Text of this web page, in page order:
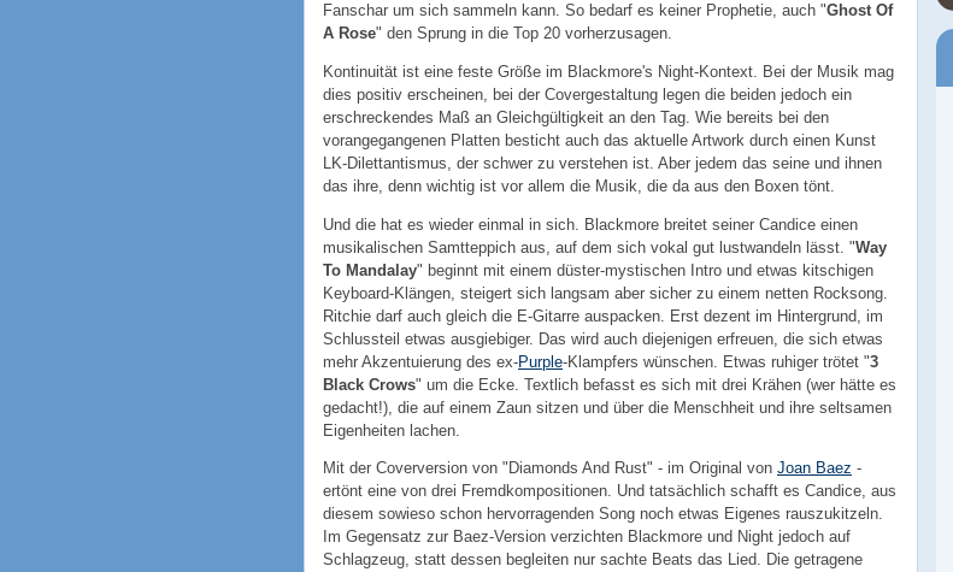
Fanschar um sich sammeln kann. So bedarf es keiner Prophetie, auch "Ghost Of
A Rose" den Sprung in die Top 20 vorherzusagen.
Kontinuität ist eine feste Größe im Blackmore's Night-Kontext. Bei der Musik mag
dies positiv erscheinen, bei der Covergestaltung legen die beiden jedoch ein
erschreckendes Maß an Gleichgültigkeit an den Tag. Wie bereits bei den
vorangegangenen Platten besticht auch das aktuelle Artwork durch einen Kunst
LK-Dilettantismus, der schwer zu verstehen ist. Aber jedem das seine und ihnen
das ihre, denn wichtig ist vor allem die Musik, die da aus den Boxen tönt.
Und die hat es wieder einmal in sich. Blackmore breitet seiner Candice einen
musikalischen Samtteppich aus, auf dem sich vokal gut lustwandeln lässt. "Way
To Mandalay" beginnt mit einem düster-mystischen Intro und etwas kitschigen
Keyboard-Klängen, steigert sich langsam aber sicher zu einem netten Rocksong.
Ritchie darf auch gleich die E-Gitarre auspacken. Erst dezent im Hintergrund, im
Schlussteil etwas ausgiebiger. Das wird auch diejenigen erfreuen, die sich etwas
mehr Akzentuierung des ex-Purple-Klampfers wünschen. Etwas ruhiger trötet "3
Black Crows" um die Ecke. Textlich befasst es sich mit drei Krähen (wer hätte es
gedacht!), die auf einem Zaun sitzen und über die Menschheit und ihre seltsamen
Eigenheiten lachen.
Mit der Coverversion von "Diamonds And Rust" - im Original von Joan Baez -
ertönt eine von drei Fremdkompositionen. Und tatsächlich schafft es Candice, aus
diesem sowieso schon hervorragenden Song noch etwas Eigenes rauszukitzeln.
Im Gegensatz zur Baez-Version verzichten Blackmore und Night jedoch auf
Schlagzeug, statt dessen begleiten nur sachte Beats das Lied. Die getragene